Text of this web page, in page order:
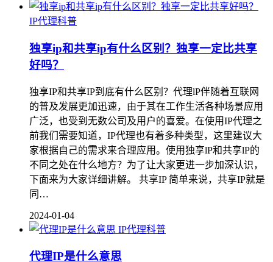
IP代理科普
独享ip和共享ip有什么区别？独享一定比共享
好吗？
独享IP和共享IP到底有什么区别？代理lP伴随着互联网
的普及发展更加迅速，由于其在工作生活各种场景应用
广泛，也受到无数公司及用户的喜爱。在使用IP代理之
前我们需要知道，IP代理也有着多种类型，这里建议大
家根据自己的需求来合理应用。使用独享lP和共享lP的
不同之处在什么地方？为了让大家更进一步加深认识，
下面来为大家详细讲解。 共享IP 简单来说，共享IP就是
同…
2024-01-04
IP代理科普
代理IP是什么意思